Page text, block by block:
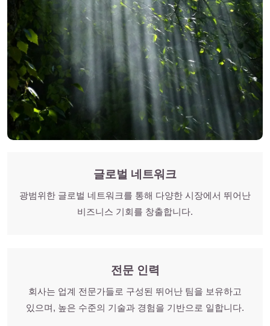
글로벌 네트워크
광범위한 글로벌 네트워크를 통해 다양한 시장에서 뛰어난
비즈니스 기회를 창출합니다.
전문 인력
회사는 업계 전문가들로 구성된 뛰어난 팀을 보유하고
있으며, 높은 수준의 기술과 경험을 기반으로 일합니다.